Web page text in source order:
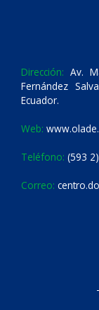
Dirección: Av.
Fernández
Ecuador.
Web:
Teléfono: (593
Correo: